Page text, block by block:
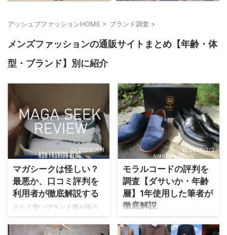
アッシュブファッションHOME > ブランド調査 >
メンズファッションの通販サイトまとめ【年齢・体
型・ブランド】別に紹介
2026/7/11
マガシークは怪しい？
最悪か、口コミ評判を
利用者が徹底解説する
えらく安いブランド服が揃う
マガシークという通販サイ
ト。 最近は、激安詐欺サイト
2026/2/3
モラルコードの評判を
調査【ダサいか・年齢
層】1年使用した筆者が
徹底解説
コードというレザーブランド